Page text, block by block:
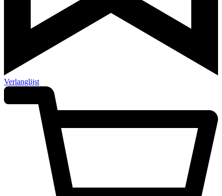
Verlanglijst